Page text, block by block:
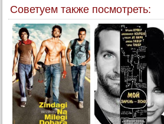
Советуем также посмотреть: